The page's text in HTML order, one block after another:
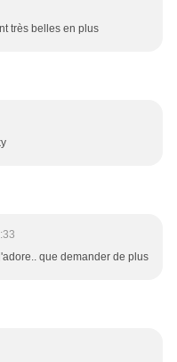
très belles en plus
que demander de plus